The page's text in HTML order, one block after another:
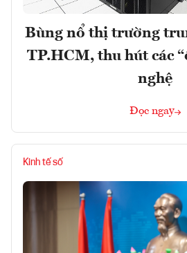
Bùng nổ thị trường
TP.HCM, thu hút các
nghệ
Đọc ngay
Kinh tế số